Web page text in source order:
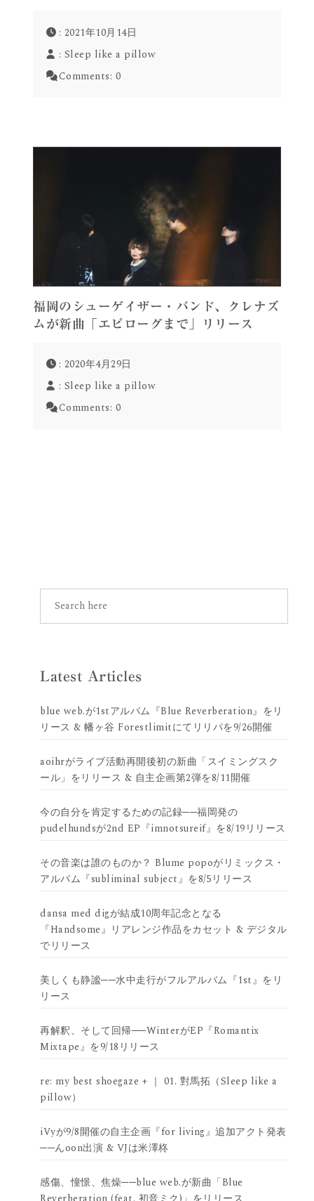
: 2021年10月14日
: Sleep like a pillow
Comments: 0
福岡のシューゲイザー・バンド、クレナズ
ムが新曲「エピローグまで」リリース
: 2020年4月29日
: Sleep like a pillow
Comments: 0
Latest Articles
blue web.が1stアルバム『Blue Reverberation』をリ
リース & 幡ヶ谷 Forestlimitにてリリパを9/26開催
aoihrがライブ活動再開後初の新曲「スイミングスク
ール」をリリース & 自主企画第2弾を8/11開催
今の自分を肯定するための記録──福岡発の
pudelhundsが2nd EP『imnotsureif』を8/19リリース
その音楽は誰のものか？ Blume popoがリミックス・
アルバム『subliminal subject』を8/5リリース
dansa med digが結成10周年記念となる
『Handsome』リアレンジ作品をカセット & デジタル
でリリース
美しくも静謐──水中走行がフルアルバム『1st』をリ
リース
再解釈、そして回帰──WinterがEP『Romantix
Mixtape』を9/18リリース
re: my best shoegaze + ｜ 01. 對馬拓（Sleep like a
pillow）
iVyが9/8開催の自主企画『for living』追加アクト発表
──んoon出演 & VJは米澤柊
感傷、憧憬、焦燥──blue web.が新曲「Blue